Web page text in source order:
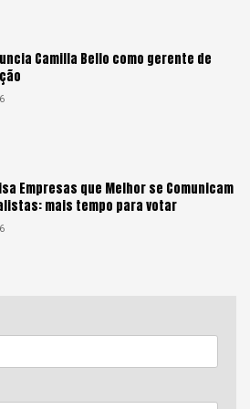
Camilla Bello como gerente de
Empresas que Melhor se Comunicam
mais tempo para votar